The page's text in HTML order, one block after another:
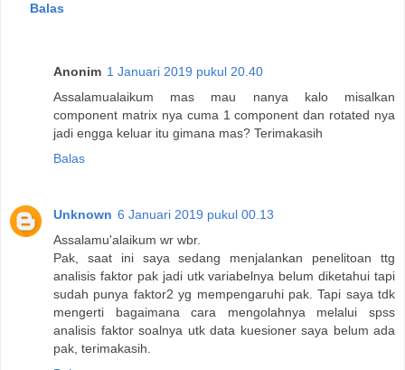
Balas
Anonim 1 Januari 2019 pukul 20.40
Assalamualaikum mas mau nanya kalo misalkan
component matrix nya cuma 1 component dan rotated nya
jadi engga keluar itu gimana mas? Terimakasih
Balas
Unknown 6 Januari 2019 pukul 00.13
Assalamu'alaikum wr wbr.
Pak, saat ini saya sedang menjalankan penelitoan ttg
analisis faktor pak jadi utk variabelnya belum diketahui tapi
sudah punya faktor2 yg mempengaruhi pak. Tapi saya tdk
mengerti bagaimana cara mengolahnya melalui spss
analisis faktor soalnya utk data kuesioner saya belum ada
pak, terimakasih.